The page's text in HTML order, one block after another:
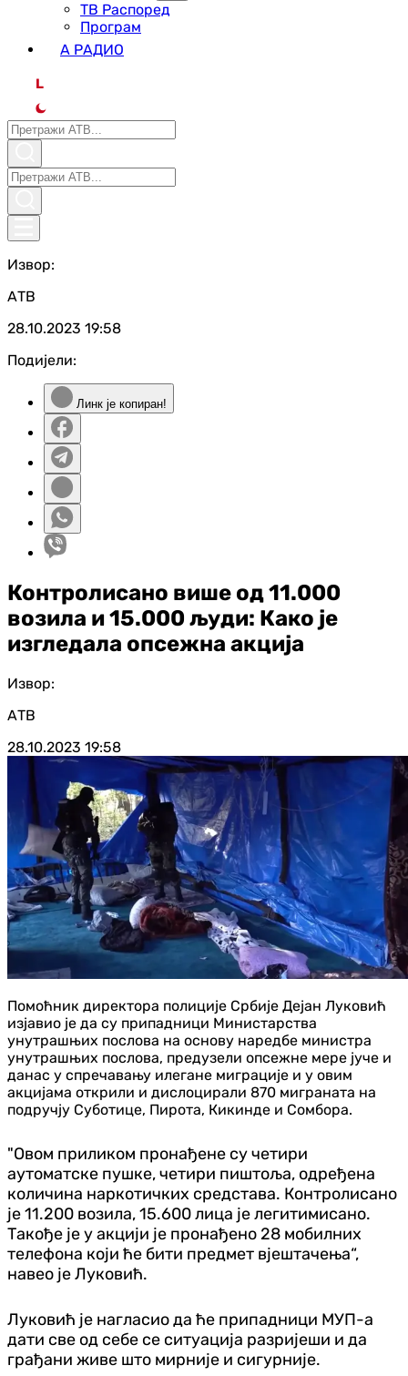
ТВ Распоред
Програм
А РАДИО
L
Извор:
АТВ
28.10.2023 19:58
Подијели:
Линк је копиран!
Контролисано више од 11.000
возила и 15.000 људи: Како је
изгледала опсежна акција
Извор:
АТВ
28.10.2023 19:58
Помоћник директора полиције Србије Дејан Луковић
изјавио је да су припадници Министарства
унутрашњих послова на основу наредбе министра
унутрашњих послова, предузели опсежне мере јуче и
данас у спречавању илегане миграције и у овим
акцијама открили и дислоцирали 870 миграната на
подручју Суботице, Пирота, Кикинде и Сомбора.
"Овом приликом пронађене су четири
аутоматске пушке, четири пиштоља, одређена
количина наркотичких средстава. Контролисано
је 11.200 возила, 15.600 лица је легитимисано.
Такође је у акцији је пронађено 28 мобилних
телефона који ће бити предмет вјештачења“,
навео је Луковић.
Луковић је нагласио да ће припадници МУП-а
дати све од себе се ситуација разријеши и да
грађани живе што мирније и сигурније.